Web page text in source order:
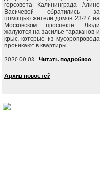
горсовета Калининграда Алине
Васичевой обратились за
помощью жители домов 23-27 на
Московском проспекте. Люди
жалуются на засилье тараканов и
крыс, которые из мусоропровода
проникают в квартиры.
2020.09.03 Читать подробнее
Архив новостей